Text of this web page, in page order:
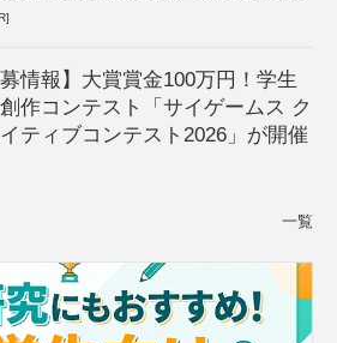
募情報】大賞賞金100万円！学生
作コンテスト「サイゲームス ク
ティブコンテスト2026」が開催
一覧